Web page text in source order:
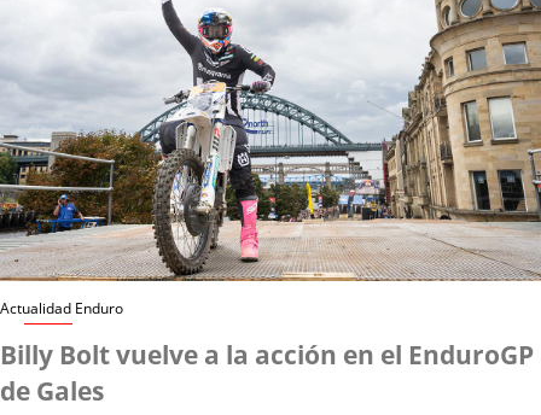
Actualidad Enduro
Billy Bolt vuelve a la acción en el EnduroGP
de Gales